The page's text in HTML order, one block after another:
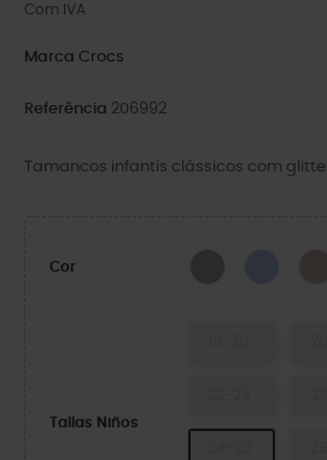
Com IVA
Marca Crocs
Referência 206992
Tamancos infantis clássicos com
Cor
Tallas Niños